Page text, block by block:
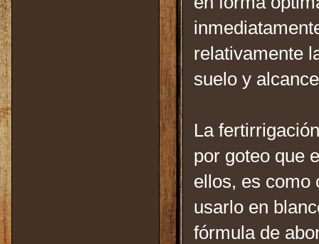
relativamente
suelo y
La
por goteo que
ellos, es como
usarlo en
fórmula de